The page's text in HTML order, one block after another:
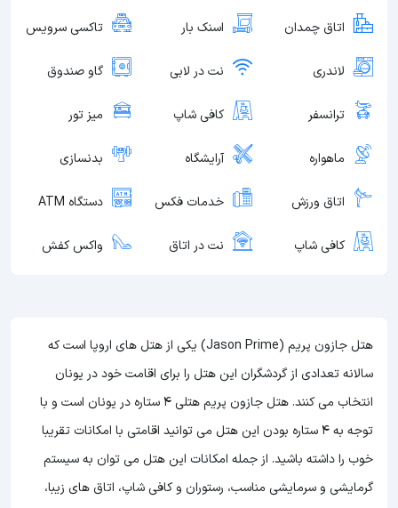
اتاق چمدان اسنک بار تاکسی سرویس
لاندری نت در لابی گاو صندوق
ترانسفر کافی شاپ میز تور
ماهواره آرایشگاه بدنسازی
اتاق ورزش خدمات فکس دستگاه ATM
کافی شاپ نت در اتاق واکس کفش
هتل جازون پریم (Jason Prime) یکی از هتل های اروپا است که
سالانه تعدادی از گردشگران این هتل را برای اقامت خود در یونان
انتخاب می کنند. هتل جازون پریم هتلی 4 ستاره در یونان است و با
توجه به 4 ستاره بودن این هتل
می توانید اقامتی با امکانات تقریبا
خوب را داشته باشید. از جمله امکانات این هتل می توان به سیستم
گرمایشی و سرمایشی مناسب، رستوران و کافی شاپ، اتاق های زیبا،